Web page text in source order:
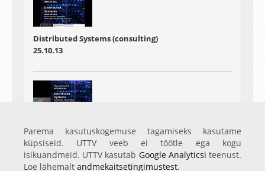
Distributed Systems (consulting)
25.10.13
Distributed Systems
30.10.13
Parema kasutuskogemuse tagamiseks kasutame
küpsiseid. UTTV veeb ei töötle ega kogu
isikuandmeid. UTTV kasutab Google Analyticsi teenust.
Loe lähemalt andmekaitsetingimustest.